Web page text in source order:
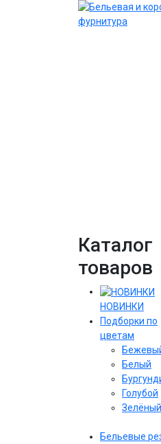
Каталог
товаров
НОВИНКИ
Подборки по
цветам
Белый
Голубой
Зелёный
Бельевые